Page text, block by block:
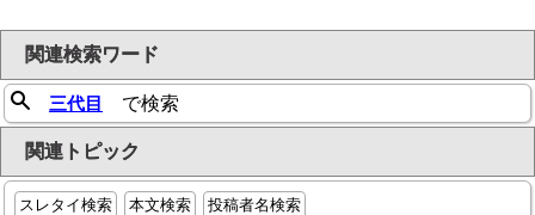
関連検索ワード
三代目 で検索
関連トピック
スレタイ検索 本文検索 投稿者名検索